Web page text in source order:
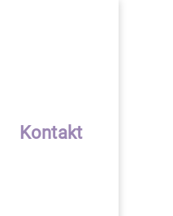
Kontakt